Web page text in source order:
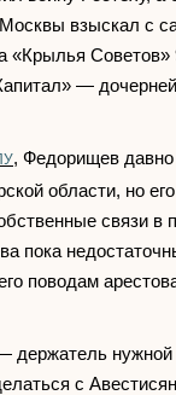
взыскал с
«Крылья
— дочерней
, Федорищев давно
области, но
связи в
пока
поводам
держатель нужной
с